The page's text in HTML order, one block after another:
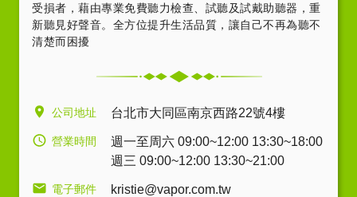
受損者，藉由專業免費聽力檢查、試聽及試戴助聽器，重
新聽見好聲音。全方位提升生活品質，讓自己不再為聽不
清楚而困擾
公司地址 台北市大同區南京西路22號4樓
營業時間
週一至周六 09:00~12:00 13:30~18:00
週三 09:00~12:00 13:30~21:00
電子郵件 kristie@vapor.com.tw